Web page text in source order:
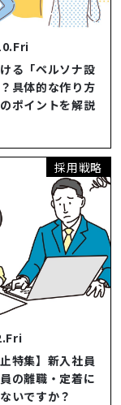
る「ペルソナ設
具体的な作り方
ポイントを解説
採用戦略
止特集】新入社員
の離職・定着に
いですか？